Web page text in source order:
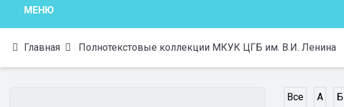
МЕНЮ
Главная Полнотекстовые коллекции МКУК ЦГБ им. В.И. Ленина
Все А Б